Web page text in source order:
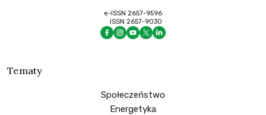
e-ISSN 2657-9596
ISSN 2657-9030
Tematy
Społeczeństwo
Energetyka